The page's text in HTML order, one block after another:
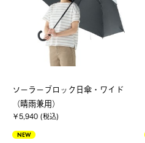
ソーラーブロック日傘・ワイド
（晴雨兼用）
￥5,940 (税込)
NEW